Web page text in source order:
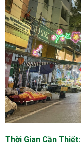
Thời Gian Cần Thiết: